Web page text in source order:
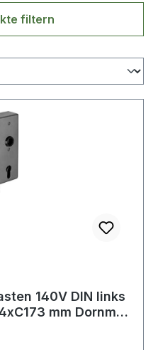
filtern
140V DIN links
mm Dornmaß